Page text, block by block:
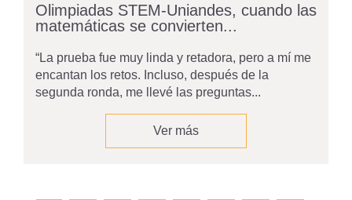
Olimpiadas STEM-Uniandes, cuando las
matemáticas se convierten...
“La prueba fue muy linda y retadora, pero a mí me
encantan los retos. Incluso, después de la
segunda ronda, me llevé las preguntas...
Ver más